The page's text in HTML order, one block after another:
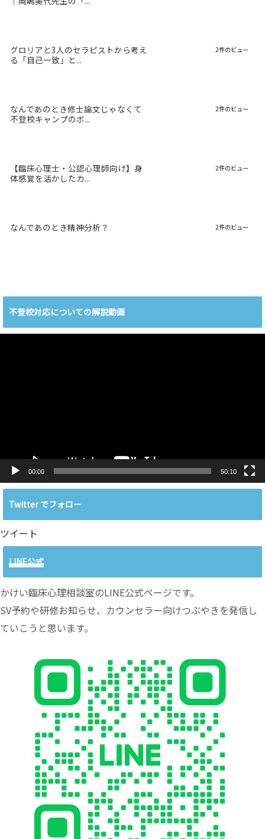
グロリアと3人のセラピストから考え
る「自己一致」と...
2件のビュー
なんであのとき修士論文じゃなくて
不登校キャンプのボ...
2件のビュー
【臨床心理士・公認心理師向け】身
体感覚を活かしたカ...
2件のビュー
なんであのとき精神分析？ 2件のビュー
不登校対応についての解説動画
00:00 50:10
Twitter でフォロー
ツイート
LINE公式
かけい臨床心理相談室のLINE公式ページです。
SV予約や研修お知らせ、カウンセラー向けつぶやきを発信し
ていこうと思います。